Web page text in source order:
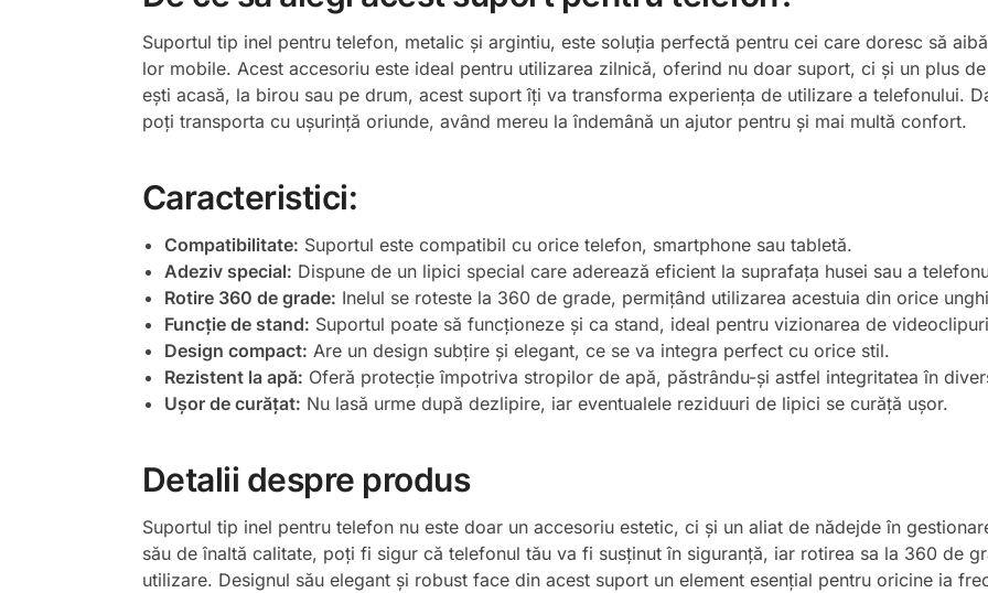
Suportul tip inel pentru telefon, metalic și argintiu, este soluția perfectă pentru cei care doresc să
lor mobile. Acest accesoriu este ideal pentru utilizarea zilnică, oferind nu doar suport, ci și un plus
ești acasă, la birou sau pe drum, acest suport îți va transforma experiența de utilizare a telefonului.
poți transporta cu ușurință oriunde, având mereu la îndemână un ajutor pentru și mai multă confort.
Caracteristici:
Compatibilitate: Suportul este compatibil cu orice telefon, smartphone sau tabletă.
Adeziv special: Dispune de un lipici special care aderează eficient la suprafața husei sau a
Rotire 360 de grade: Inelul se roteste la 360 de grade, permițând utilizarea acestuia din orice
Funcție de stand: Suportul poate să funcționeze și ca stand, ideal pentru vizionarea de
Design compact: Are un design subțire și elegant, ce se va integra perfect cu orice stil.
Rezistent la apă: Oferă protecție împotriva stropilor de apă, păstrându-și astfel integritatea în
Ușor de curățat: Nu lasă urme după dezlipire, iar eventualele reziduuri de lipici se curăță ușor.
Detalii despre produs
Suportul tip inel pentru telefon nu este doar un accesoriu estetic, ci și un aliat de nădejde în
său de înaltă calitate, poți fi sigur că telefonul tău va fi susținut în siguranță, iar rotirea sa la 360 de
utilizare. Designul său elegant și robust face din acest suport un element esențial pentru oricine ia